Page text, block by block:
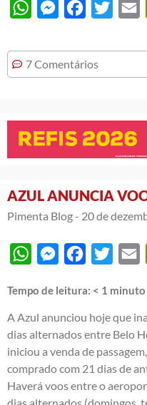
WhatsAppMessengerFacebook
Twitter
7 Comentários
AZUL ANUNCIA
Pimenta Blog - 20 de
WhatsAppMessengerFacebook
Twitter
Tempo de leitura: < 1 minuto
A Azul anunciou hoje que
dias alternados entre Belo
iniciou a venda de
comprado com 21 dias de
Haverá voos entre o